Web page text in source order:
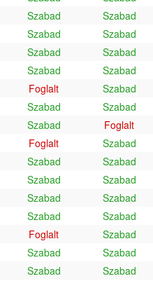
Szabad Szabad
Szabad Szabad
Szabad Szabad
Szabad Szabad
Foglalt Szabad
Szabad Szabad
Szabad Foglalt
Foglalt Szabad
Szabad Szabad
Szabad Szabad
Szabad Szabad
Szabad Szabad
Foglalt Szabad
Szabad Szabad
Szabad Szabad